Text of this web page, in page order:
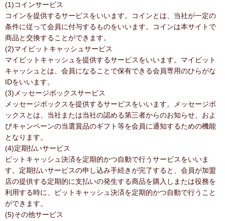
(1)コインサービス
コインを提供するサービスをいいます。コインとは、当社が一定の
条件に従って会員に付与するものをいいます。コインは本サイトで
商品と交換することができます。
(2)マイビットキャッシュサービス
マイビットキャッシュを提供するサービスをいいます。マイビット
キャッシュとは、会員になることで保有できる会員専用のひらがな
IDをいいます。
(3)メッセージボックスサービス
メッセージボックスを提供するサービスをいいます。メッセージボ
ックスとは、当社または当社の認める第三者からのお知らせ、およ
びキャンペーンの当選賞品のギフト等を会員に通知するための機能
となります。
(4)定期払いサービス
ビットキャッシュ決済を定期的かつ自動で行うサービスをいいま
す。定期払いサービスの申し込み手続きが完了すると、会員が加盟
店の提供する定期的に支払いの発生する商品を購入しまたは役務を
利用する時に、ビットキャッシュ決済を定期的かつ自動で行うこと
ができます。
(5)その他サービス